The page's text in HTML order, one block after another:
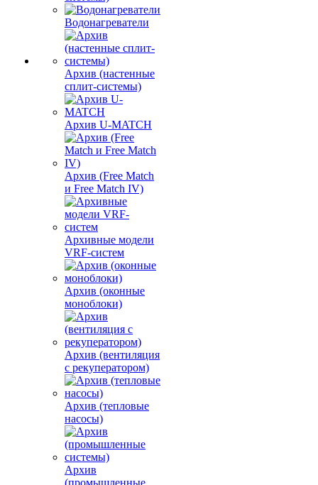
Водонагреватели
Архив (настенные
сплит-системы)
Архив U-MATCH
Архив (Free Match
и Free Match IV)
Архивные модели
VRF-систем
Архив (оконные
моноблоки)
Архив (вентиляция
с рекуператором)
Архив (тепловые
насосы)
Архив
(промышленные